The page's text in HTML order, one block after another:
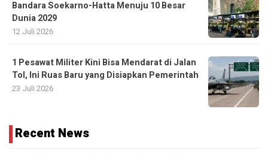
Bandara Soekarno-Hatta Menuju 10 Besar
Dunia 2029
12 Juli 2026
1 Pesawat Militer Kini Bisa Mendarat di Jalan
Tol, Ini Ruas Baru yang Disiapkan Pemerintah
23 Juli 2026
Recent News